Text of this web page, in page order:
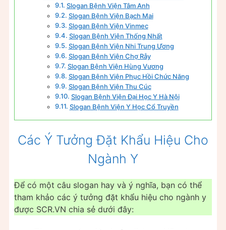
Slogan Bệnh Viện Tâm Anh
Slogan Bệnh Viện Bạch Mai
Slogan Bệnh Viện Vinmec
Slogan Bệnh Viện Thống Nhất
Slogan Bệnh Viện Nhi Trung Ương
Slogan Bệnh Viện Chợ Rẫy
Slogan Bệnh Viện Hùng Vương
Slogan Bệnh Viện Phục Hồi Chức Năng
Slogan Bệnh Viện Thu Cúc
Slogan Bệnh Viện Đại Học Y Hà Nội
Slogan Bệnh Viện Y Học Cổ Truyền
Các Ý Tưởng Đặt Khẩu Hiệu Cho
Ngành Y
Để có một câu slogan hay và ý nghĩa, bạn có thể
tham khảo các ý tưởng đặt khẩu hiệu cho ngành y
được SCR.VN chia sẻ dưới đây: